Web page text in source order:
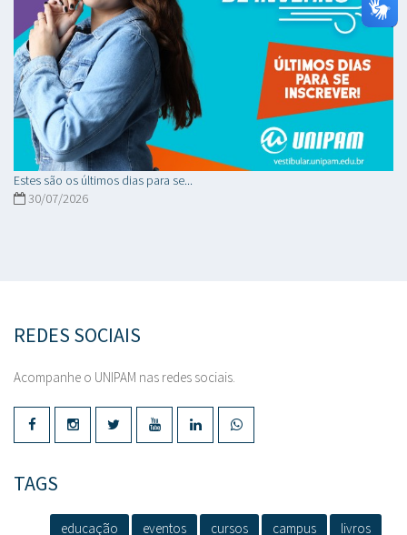
Estes são os últimos dias para se...
30/07/2026
REDES SOCIAIS
Acompanhe o UNIPAM nas redes sociais.
TAGS
educação eventos cursos campus
livros